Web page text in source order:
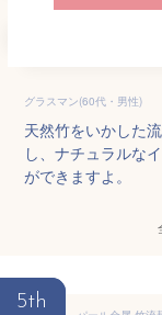
グラスマン(60代・男性)
天然竹をいかした
し、ナチュラルな
ができますよ。
5th